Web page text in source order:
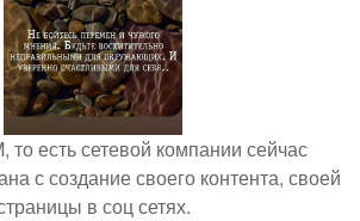
то есть сетевой компании сейчас
с создание своего контента, своей
в соц сетях.